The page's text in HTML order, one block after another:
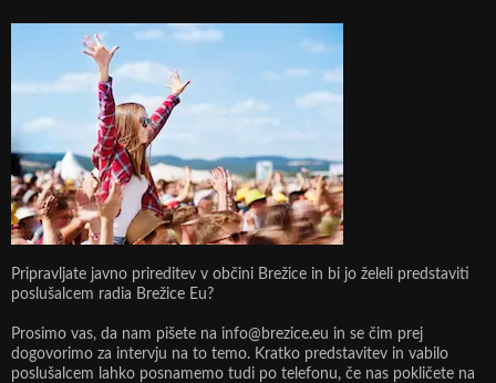
Pripravljate javno prireditev v občini Brežice in bi jo želeli predstaviti
poslušalcem radia Brežice Eu?
Prosimo vas, da nam pišete na info@brezice.eu in se čim prej
dogovorimo za intervju na to temo. Kratko predstavitev in vabilo
poslušalcem lahko posnamemo tudi po telefonu, če nas pokličete na